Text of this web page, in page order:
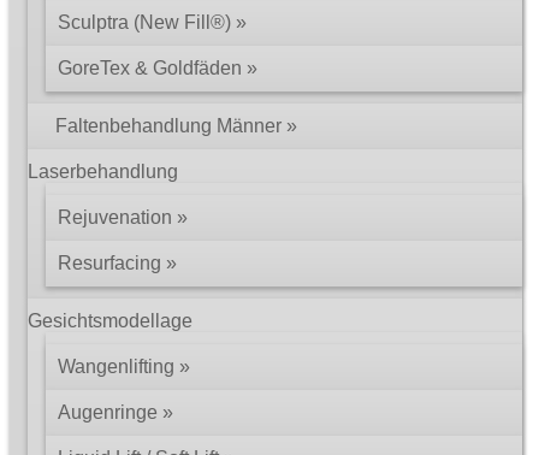
Sculptra (New Fill®)
GoreTex & Goldfäden
Faltenbehandlung Männer
Laserbehandlung
Rejuvenation
Resurfacing
Gesichtsmodellage
Wangenlifting
Augenringe